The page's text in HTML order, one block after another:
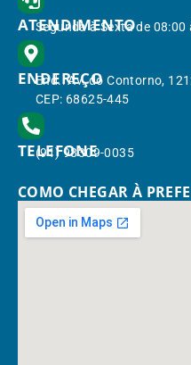
ATENDIMENTO
Segunda à Sexta de
ENDEREÇO
End.: Av. do Contorno,
CEP: 68625-445
TELEFONE
(91) 98309-0035
COMO CHEGAR À